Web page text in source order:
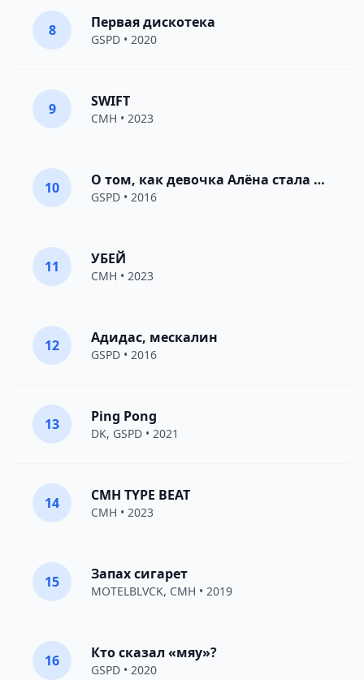
8 Первая дискотека
GSPD • 2020
9 SWIFT
CMH • 2023
10 О том, как девочка Алёна стала женщиной
GSPD • 2016
11 УБЕЙ
CMH • 2023
12 Адидас, мескалин
GSPD • 2016
13 Ping Pong
DK, GSPD • 2021
14 CMH TYPE BEAT
CMH • 2023
15 Запах сигарет
MOTELBLVCK, CMH • 2019
16 Кто сказал «мяу»?
GSPD • 2020